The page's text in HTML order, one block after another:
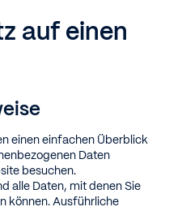
auf einen
einen einfachen Überblick
Daten
besuchen.
alle Daten, mit denen Sie
können. Ausführliche